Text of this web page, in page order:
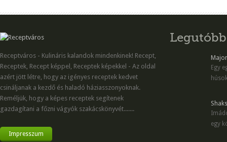
Receptváros - Kulináris kalandok mindenkinek! Recept,
Receptek, Recept képpel, Receptek képekkel - Az oldal
azért jött létre, hogy az igényes receptek kedvet
csináljanak a kezdő és haladó háziasszonyoknak.
Reméljük, hogy a képes receptek segítenek
gazdagítani a főzni vágyók szakácskönyvét.......
Impresszum
Egy
egy